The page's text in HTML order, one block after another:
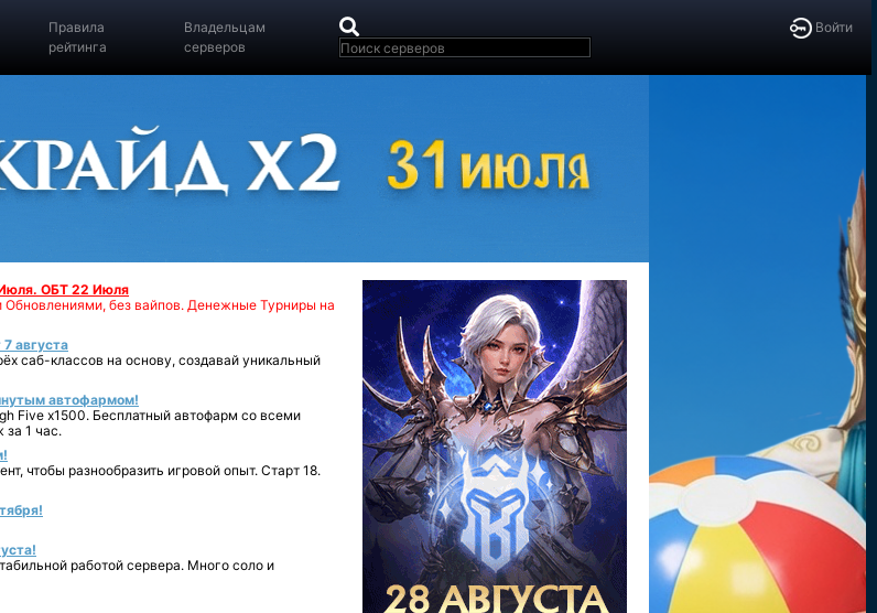
Войти
Правила
рейтинга
Владельцам
серверов
ОБТ 22 Июля
без вайпов. Денежные Турниры на
августа
саб-классов на основу, создавай уникальный
автофармом!
Five x1500. Бесплатный автофарм со всеми
1 час.
чтобы разнообразить игровой опыт. Старт 18.
работой сервера. Много соло и